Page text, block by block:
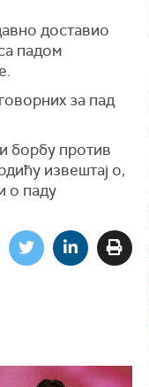
доставио
падом
за пад
борбу против
извештај о,
о паду